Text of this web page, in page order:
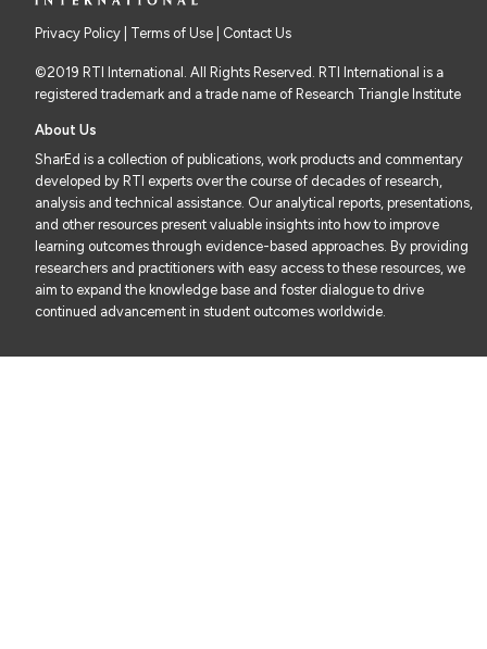
Privacy Policy Terms of Use | Contact Us
©2019 RTI International. All Rights Reserved. RTI International is a
registered trademark and a trade name of Research Triangle Institute
About Us
SharEd is a collection of publications, work products and commentary
developed by RTI experts over the course of decades of research,
analysis and technical assistance. Our analytical reports, presentations,
and other resources present valuable insights into how to improve
learning outcomes through evidence-based approaches. By providing
researchers and practitioners with easy access to these resources, we
aim to expand the knowledge base and foster dialogue to drive
continued advancement in student outcomes worldwide.